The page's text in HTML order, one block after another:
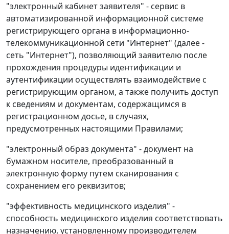
"электронный кабинет заявителя" - сервис в
автоматизированной информационной системе
регистрирующего органа в информационно-
телекоммуникационной сети "Интернет" (далее -
сеть "Интернет"), позволяющий заявителю после
прохождения процедуры идентификации и
аутентификации осуществлять взаимодействие с
регистрирующим органом, а также получить доступ
к сведениям и документам, содержащимся в
регистрационном досье, в случаях,
предусмотренных настоящими Правилами;
"электронный образ документа" - документ на
бумажном носителе, преобразованный в
электронную форму путем сканирования с
сохранением его реквизитов;
"эффективность медицинского изделия" -
способность медицинского изделия соответствовать
назначению, установленному производителем